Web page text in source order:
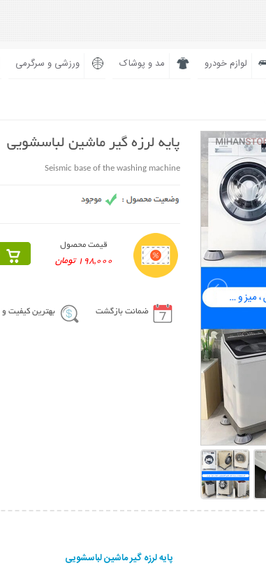
لوازم خودرو مد و پوشاک ورزشی و سرگرمی
پایه لرزه گیر ماشین لباسشویی
Seismic base of the washing machine
قیمت محصول
198,000 تومان
ضمانت بازگشت بهترین کیفیت
پایه لرزه گیر ماشین لباسشویی